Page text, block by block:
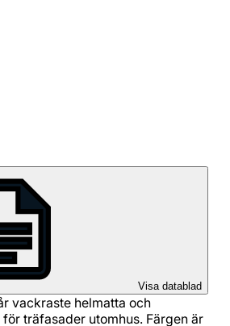
Visa datablad
vackraste helmatta och
träfasader utomhus. Färgen är